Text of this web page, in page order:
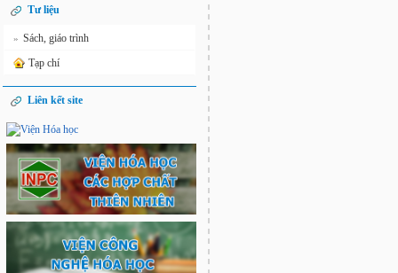
Tư liệu
» Sách, giáo trình
Tạp chí
Liên kết site